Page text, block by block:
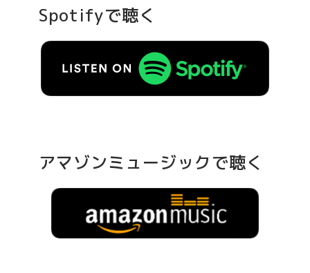
Spotifyで聴く
アマゾンミュージックで聴く